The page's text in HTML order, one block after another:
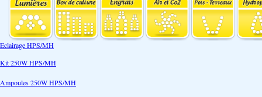
Eclairage HPS/MH
Kit 250W HPS/MH
Ampoules 250W HPS/MH